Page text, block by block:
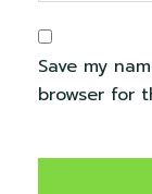
Save my
browser for